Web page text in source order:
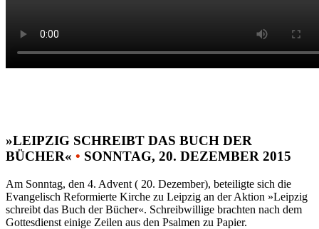
»LEIPZIG SCHREIBT DAS BUCH DER
BÜCHER« • SONNTAG, 20. DEZEMBER 2015
Am Sonntag, den 4. Advent ( 20. Dezember), beteiligte sich die
Evangelisch Reformierte Kirche zu Leipzig an der Aktion »Leipzig
schreibt das Buch der Bücher«. Schreibwillige brachten nach dem
Gottesdienst einige Zeilen aus den Psalmen zu Papier.